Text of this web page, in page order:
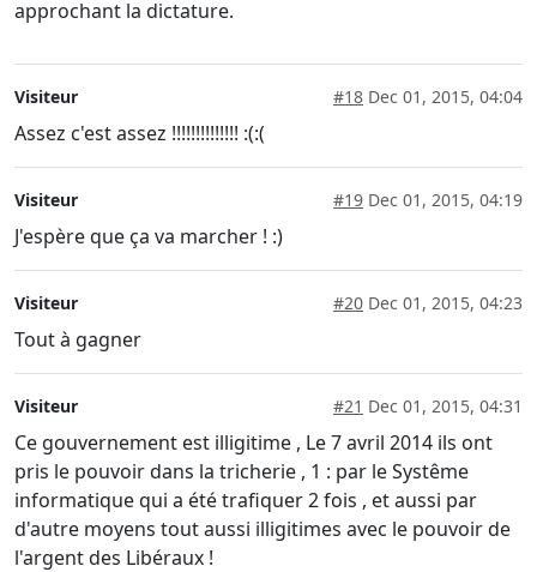
approchant la dictature.
Visiteur #18 Dec 01, 2015, 04:04
Assez c'est assez !!!!!!!!!!!!!! :(:(
Visiteur #19 Dec 01, 2015, 04:19
J'espère que ça va marcher ! :)
Visiteur #20 Dec 01, 2015, 04:23
Tout à gagner
Visiteur #21 Dec 01, 2015, 04:31
Ce gouvernement est illigitime , Le 7 avril 2014 ils ont
pris le pouvoir dans la tricherie , 1 : par le Systême
informatique qui a été trafiquer 2 fois , et aussi par
d'autre moyens tout aussi illigitimes avec le pouvoir de
l'argent des Libéraux !